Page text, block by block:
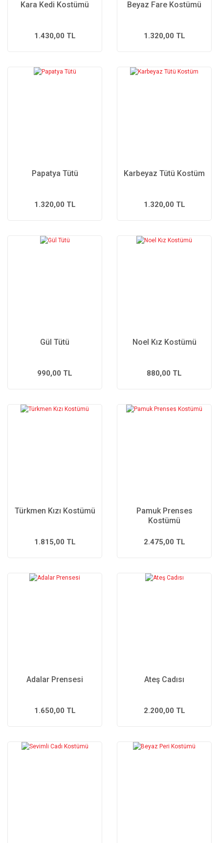
Kara Kedi Kostümü
1.430,00 TL
Beyaz Fare Kostümü
1.320,00 TL
Papatya Tütü
1.320,00 TL
Karbeyaz Tütü Kostüm
1.320,00 TL
Gül Tütü
990,00 TL
Noel Kız Kostümü
880,00 TL
Türkmen Kızı Kostümü
1.815,00 TL
Pamuk Prenses
Kostümü
2.475,00 TL
Adalar Prensesi
1.650,00 TL
Ateş Cadısı
2.200,00 TL